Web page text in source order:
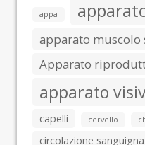
appa
apparato muscolo
Apparato
apparato
capelli
cervello
circolazione sanguigna